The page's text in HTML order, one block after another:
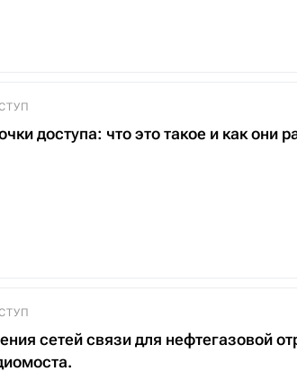
доступа: что это такое и как они
сетей связи для нефтегазовой